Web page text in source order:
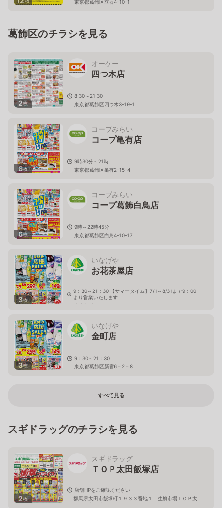
東京都葛飾区立石4-10-1
葛飾区のチラシを見る
2枚
オーケー
四つ木店
8:30～21:30
東京都葛飾区四つ木3-19-1
6枚
コープみらい
コープ亀有店
9時30分～21時
東京都葛飾区亀有2-15-4
6枚
コープみらい
コープ葛飾白鳥店
9時～22時45分
東京都葛飾区白鳥4-10-17
3枚
いなげや
お花茶屋店
9：30～21：30 【サマータイム】7/1～8/31まで9：00
より営業いたします
東京都葛飾区白鳥1－6－1
3枚
いなげや
金町店
9：30～21：30
東京都葛飾区新宿6－2－8
すべて見る
スギドラッグのチラシを見る
2枚
スギドラッグ
ＴＯＰ太田飯塚店
店舗HPをご確認ください
群馬県太田市飯塚町１９３３番地１ 生鮮市場ＴＯＰ太
田飯塚店１階